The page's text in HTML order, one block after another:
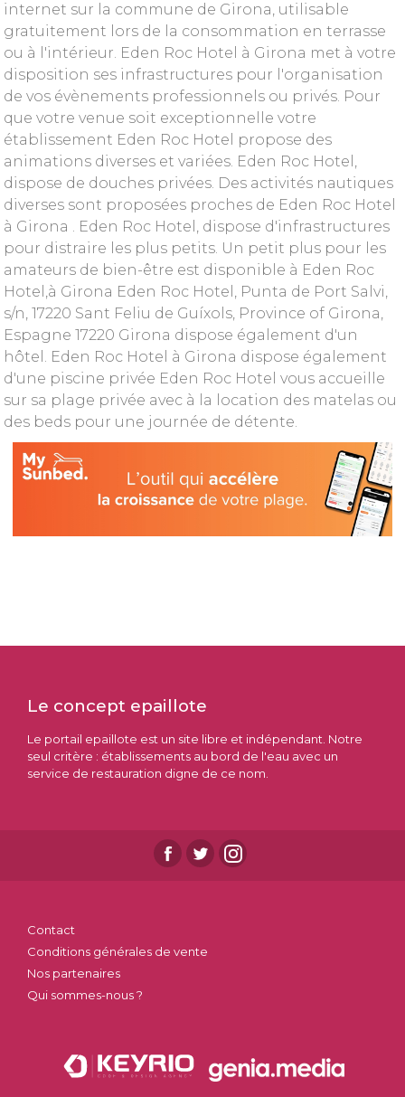
internet sur la commune de Girona, utilisable
gratuitement lors de la consommation en terrasse
ou à l'intérieur. Eden Roc Hotel à Girona met à votre
disposition ses infrastructures pour l'organisation
de vos évènements professionnels ou privés. Pour
que votre venue soit exceptionnelle votre
établissement Eden Roc Hotel propose des
animations diverses et variées. Eden Roc Hotel,
dispose de douches privées. Des activités nautiques
diverses sont proposées proches de Eden Roc Hotel
à Girona . Eden Roc Hotel, dispose d'infrastructures
pour distraire les plus petits. Un petit plus pour les
amateurs de bien-être est disponible à Eden Roc
Hotel,à Girona Eden Roc Hotel, Punta de Port Salvi,
s/n, 17220 Sant Feliu de Guíxols, Province of Girona,
Espagne 17220 Girona dispose également d'un
hôtel. Eden Roc Hotel à Girona dispose également
d'une piscine privée Eden Roc Hotel vous accueille
sur sa plage privée avec à la location des matelas ou
des beds pour une journée de détente.
Le concept epaillote
Le portail epaillote est un site libre et indépendant. Notre
seul critère : établissements au bord de l'eau avec un
service de restauration digne de ce nom.
Contact
Conditions générales de vente
Nos partenaires
Qui sommes-nous ?